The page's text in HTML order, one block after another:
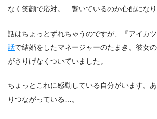
なく笑顔で応対。…響いているのか心配になり
話はちょっとずれちゃうのですが、『アイカツ
話で結婚をしたマネージャーのたまき。彼女
がさりげなくついていました。
ちょっとこれに感動している自分がいます。
りつながっている…。